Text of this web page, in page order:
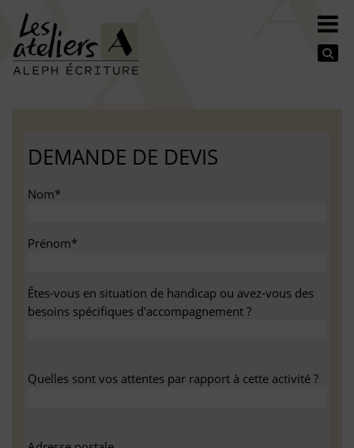
DEMANDE DE DEVIS
Nom*
Prénom*
Êtes-vous en situation de handicap ou avez-vous des
besoins spécifiques d'accompagnement ?
Quelles sont vos attentes par rapport à cette activité ?